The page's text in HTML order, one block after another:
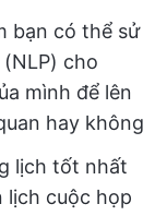
bạn có thể sử
cho
mình để lên
hay không
lịch tốt nhất
lịch cuộc họp